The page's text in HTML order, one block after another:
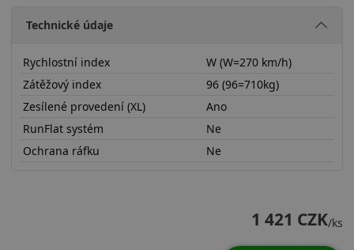
Technické údaje
Rychlostní index
W (W=270 km/h)
Zátěžový index
96 (96=710kg)
Zesílené provedení (XL)
Ano
RunFlat systém
Ne
Ochrana ráfku
Ne
1 421 CZK/ks